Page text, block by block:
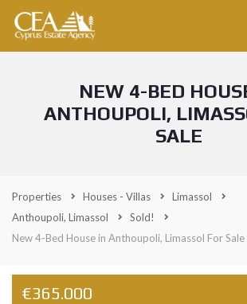
NEW 4-BED
ANTHOUPOLI,
SALE
Properties Houses - Villas
Limassol
Anthoupoli, Limassol
Sold!
New 4-Bed House in Anthoupoli, Limassol For Sale
€365.000